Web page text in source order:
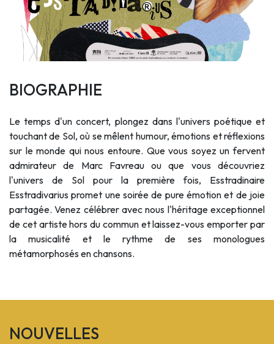
BIOGRAPHIE
Le temps d'un concert, plongez dans l'univers poétique et
touchant de Sol, où se mêlent humour, émotions et réflexions
sur le monde qui nous entoure. Que vous soyez un fervent
admirateur de Marc Favreau ou que vous découvriez
l'univers de Sol pour la première fois, Esstradinaire
Esstradivarius promet une soirée de pure émotion et de joie
partagée. Venez célébrer avec nous l'héritage exceptionnel
de cet artiste hors du commun et laissez-vous emporter par
la musicalité et le rythme de ses monologues
métamorphosés en chansons.
NOUVELLES